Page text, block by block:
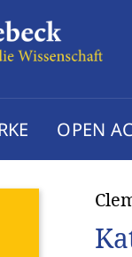
OPEN